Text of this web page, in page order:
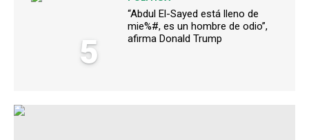
5
“Abdul El-Sayed está lleno de
mie%#, es un hombre de odio”,
afirma Donald Trump